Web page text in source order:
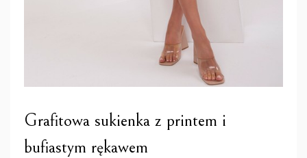
Grafitowa sukienka z printem i
bufiastym rękawem